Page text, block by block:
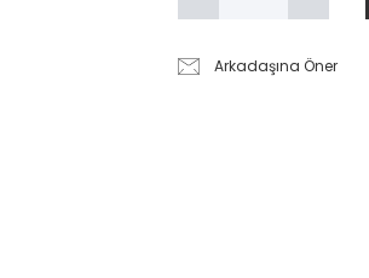
Arkadaşına Öner